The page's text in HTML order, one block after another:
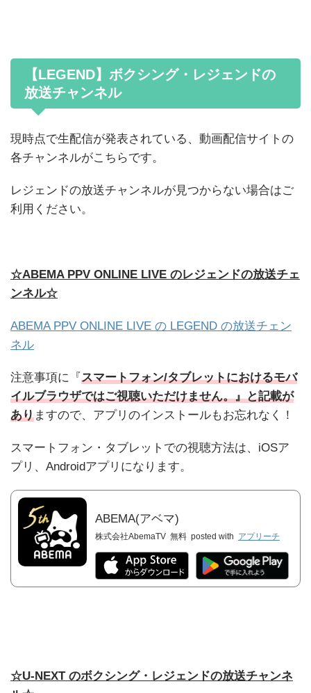
【LEGEND】ボクシング・レジェンドの
放送チャンネル
現時点で生配信が発表されている、動画配信サイトの
各チャンネルがこちらです。
レジェンドの放送チャンネルが見つからない場合はご
利用ください。
☆ABEMA PPV ONLINE LIVE のレジェンドの放送チェ
ンネル☆
ABEMA PPV ONLINE LIVE の LEGEND の放送チェン
ネル
注意事項に『スマートフォン/タブレットにおけるモバ
イルブラウザではご視聴いただけません。』と記載が
ありますので、アプリのインストールもお忘れなく！
スマートフォン・タブレットでの視聴方法は、iOSア
プリ、Androidアプリになります。
ABEMA(アベマ)
株式会社AbemaTV 無料 posted with アプリーチ
☆U-NEXT のボクシング・レジェンドの放送チャンネ